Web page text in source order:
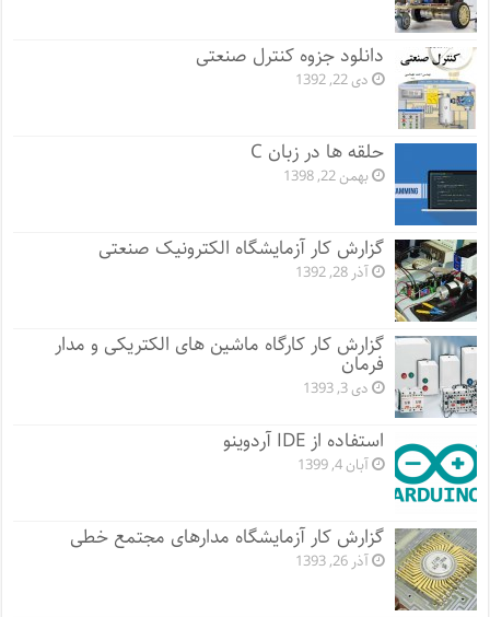
دانلود جزوه کنترل صنعتی
دی 22, 1392
حلقه ها در زبان C
بهمن 22, 1398
گزارش کار آزمایشگاه الکترونیک صنعتی
آذر 28, 1392
گزارش کار کارگاه ماشین های الکتریکی و مدار
فرمان
دی 3, 1393
استفاده از IDE آردوینو
آبان 4, 1399
گزارش کار آزمایشگاه مدارهای مجتمع خطی
آذر 26, 1393